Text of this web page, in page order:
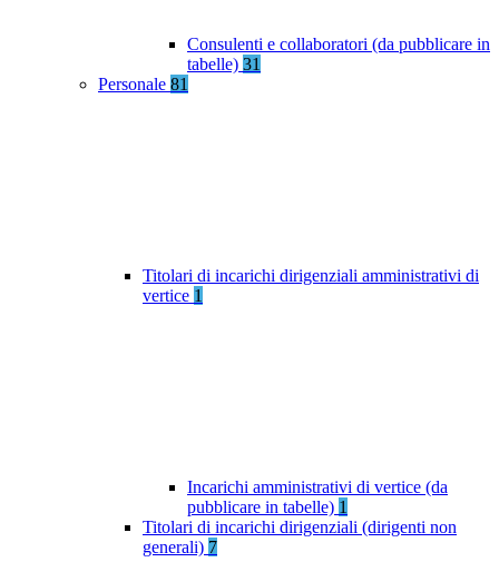
Consulenti e collaboratori (da pubblicare in
tabelle) 31
Personale 81
Titolari di incarichi dirigenziali amministrativi di
vertice 1
Incarichi amministrativi di vertice (da
pubblicare in tabelle) 1
Titolari di incarichi dirigenziali (dirigenti non
generali) 7